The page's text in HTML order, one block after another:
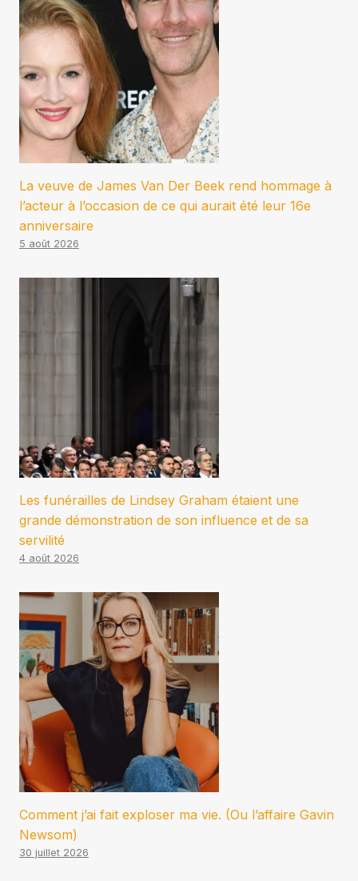
La veuve de James Van Der Beek rend hommage à
l’acteur à l’occasion de ce qui aurait été leur 16e
anniversaire
5 août 2026
Les funérailles de Lindsey Graham étaient une
grande démonstration de son influence et de sa
servilité
4 août 2026
Comment j’ai fait exploser ma vie. (Ou l’affaire Gavin
Newsom)
30 juillet 2026